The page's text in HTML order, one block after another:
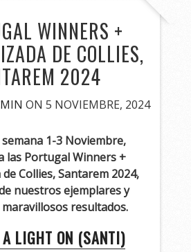
WINNERS +
DE COLLIES,
2024
ON 5 NOVIEMBRE, 2024
semana 1-3 Noviembre,
las Portugal Winners +
de Collies, Santarem 2024,
nuestros ejemplares y
resultados.
A LIGHT ON (SANTI)